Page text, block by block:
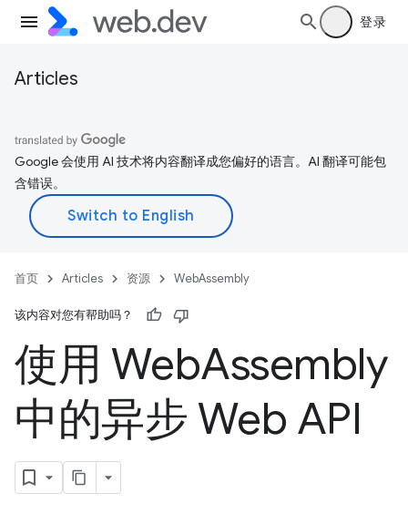
登录
Articles
Google 会使用 AI 技术将内容翻译成您偏好的语言。AI 翻译可能包
含错误。
首页 Articles 资源 WebAssembly
该内容对您有帮助吗？
使用 WebAssembly
中的异步 Web API